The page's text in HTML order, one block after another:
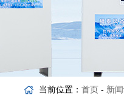
当前位置： 首页 - 新